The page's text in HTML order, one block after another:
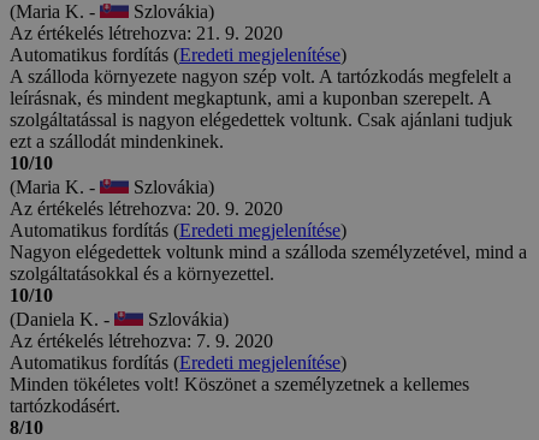
(Maria K. -
Szlovákia)
Az értékelés létrehozva: 21. 9. 2020
Automatikus fordítás (Eredeti megjelenítése)
A szálloda környezete nagyon szép volt. A tartózkodás megfelelt a
leírásnak, és mindent megkaptunk, ami a kuponban szerepelt. A
szolgáltatással is nagyon elégedettek voltunk. Csak ajánlani tudjuk
ezt a szállodát mindenkinek.
10/10
(Maria K. -
Szlovákia)
Az értékelés létrehozva: 20. 9. 2020
Automatikus fordítás (Eredeti megjelenítése)
Nagyon elégedettek voltunk mind a szálloda személyzetével, mind a
szolgáltatásokkal és a környezettel.
10/10
(Daniela K. -
Szlovákia)
Az értékelés létrehozva: 7. 9. 2020
Automatikus fordítás (Eredeti megjelenítése)
Minden tökéletes volt! Köszönet a személyzetnek a kellemes
tartózkodásért.
8/10